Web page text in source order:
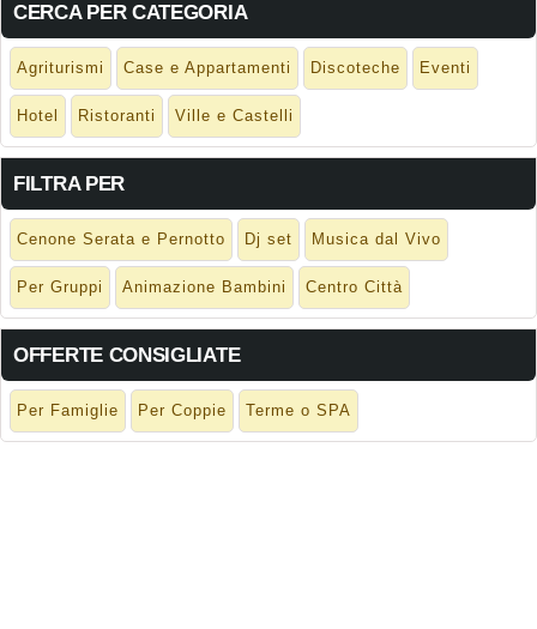
CERCA PER CATEGORIA
Agriturismi Case e Appartamenti Discoteche Eventi
Hotel Ristoranti Ville e Castelli
FILTRA PER
Cenone Serata e Pernotto Dj set Musica dal Vivo
Per Gruppi Animazione Bambini Centro Città
OFFERTE CONSIGLIATE
Per Famiglie Per Coppie Terme o SPA